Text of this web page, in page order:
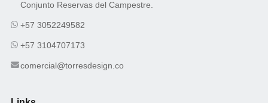
Conjunto Reservas del Campestre.
+57 3052249582
+57 3104707173
comercial@torresdesign.co